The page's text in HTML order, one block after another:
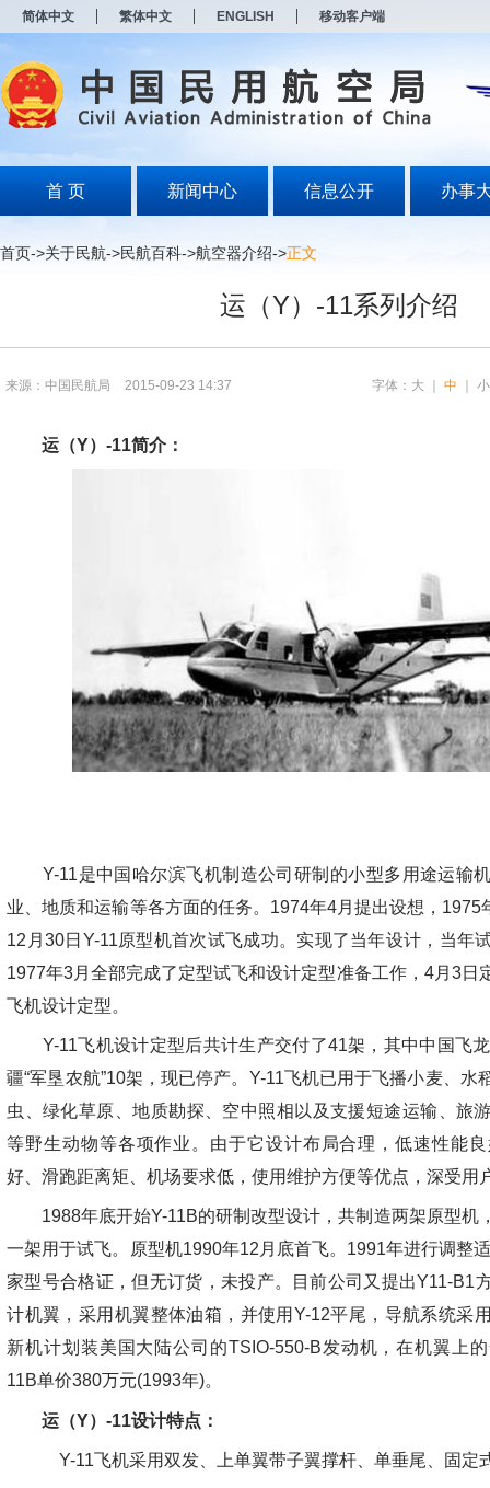
简体中文 繁体中文 ENGLISH 移动客户端
首 页 新闻中心 信息公开 办事
首页->关于民航->民航百科->航空器介绍->正文
运（Y）-11系列介绍
来源：中国民航局 2015-09-23 14:37 字体： 大 ｜中 ｜小
运（Y）-11简介：
Y-11是中国哈尔滨飞机制造公司研制的小型多用途运输
业、地质和运输等各方面的任务。1974年4月提出设想，1975
12月30日Y-11原型机首次试飞成功。实现了当年设计，当年
1977年3月全部完成了定型试飞和设计定型准备工作，4月3日
飞机设计定型。
Y-11飞机设计定型后共计生产交付了41架，其中中国飞
疆“军垦农航”10架，现已停产。Y-11飞机已用于飞播小麦、水
虫、绿化草原、地质勘探、空中照相以及支援短途运输、旅
等野生动物等各项作业。由于它设计布局合理，低速性能
好、滑跑距离矩、机场要求低，使用维护方便等优点，深受用
1988年底开始Y-11B的研制改型设计，共制造两架原型机
一架用于试飞。原型机1990年12月底首飞。1991年进行调整
家型号合格证，但无订货，未投产。目前公司又提出Y11-B1
计机翼，采用机翼整体油箱，并使用Y-12平尾，导航系统采
新机计划装美国大陆公司的TSIO-550-B发动机，在机翼上
11B单价380万元(1993年)。
运（Y）-11设计特点：
Y-11飞机采用双发、上单翼带子翼撑杆、单垂尾、固定
打
开
无
障
说
按
Alt
开